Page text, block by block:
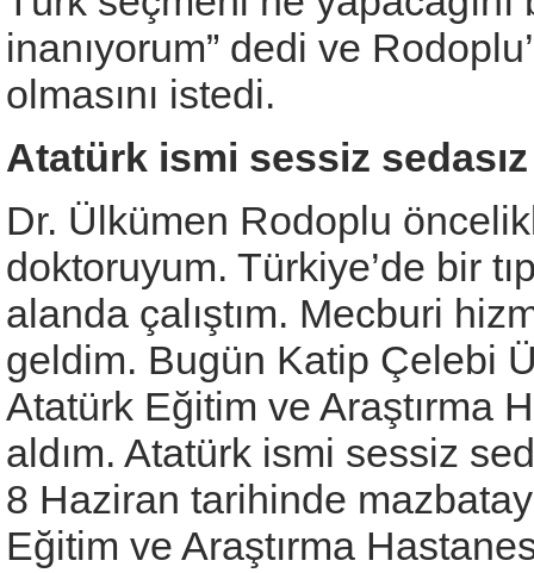
inanıyorum” dedi ve
olmasını istedi.
Atatürk ismi sessiz
Dr. Ülkümen Rodoplu
doktoruyum. Türkiye’de bir
alanda çalıştım. Mecburi
geldim. Bugün Katip Çelebi
Atatürk Eğitim ve Araştırma
aldım. Atatürk ismi sessiz
8 Haziran tarihinde
Eğitim ve Araştırma